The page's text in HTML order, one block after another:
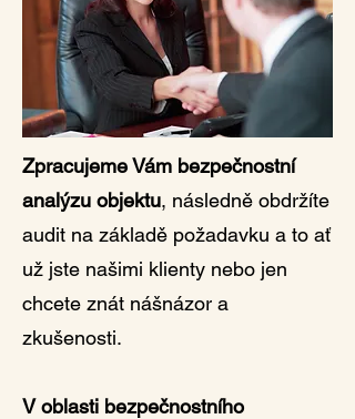
Zpracujeme Vám bezpečnostní
analýzu objektu, následně obdržíte
audit na základě požadavku a to ať
už jste našimi klienty nebo jen
chcete znát nášnázor a
zkušenosti.
V oblasti bezpečnostního